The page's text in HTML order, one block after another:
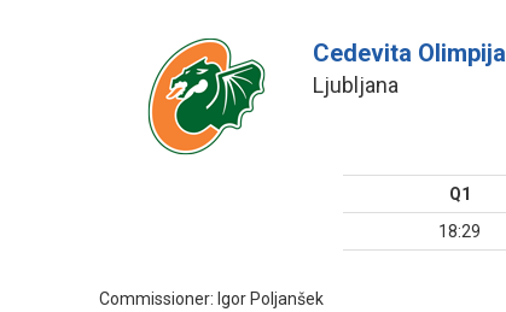
Cedevita Olimpija
Ljubljana
Q1
18:29
Commissioner: Igor Poljanšek